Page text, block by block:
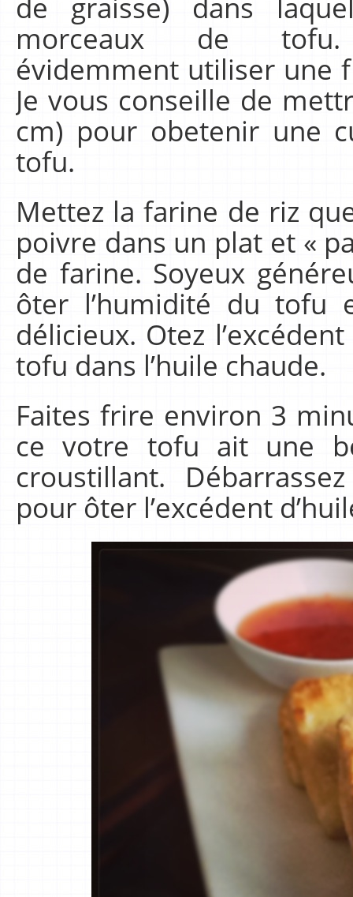
morceaux de
évidemment utiliser une
Je vous conseille de
cm) pour obetenir une
tofu.
Mettez la farine de riz
poivre dans un plat et «
de farine. Soyeux
ôter l’humidité du tofu
délicieux. Otez
tofu dans l’huile chaude.
Faites frire environ 3
ce votre tofu ait une
croustillant.
pour ôter l’excédent